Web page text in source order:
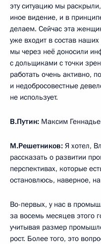
эту ситуацию мы
иное видение, и в
делаем. Сейчас эта
уже входит в состав
мы через неё доносили
с дольщиками с точки
работать очень активно,
и недобросовестные
не использует.
В.Путин: Максим
М.Решетников: Я хотел,
рассказать о развитии
перспективах, которые
остановлюсь, наверное,
Во-первых, у нас в
за восемь месяцев этого
учитывая размер
рост. Более того, это